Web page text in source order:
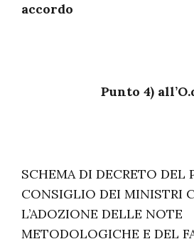
accordo
Punto 4)
SCHEMA DI DECRETO DEL
CONSIGLIO DEI MINISTRI
L’ADOZIONE DELLE NOTE
METODOLOGICHE E DEL